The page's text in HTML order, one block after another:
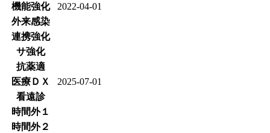
機能強化
2022-04-01
外来感染
連携強化
サ強化
抗薬適
医療ＤＸ
2025-07-01
看遠診
時間外１
時間外２